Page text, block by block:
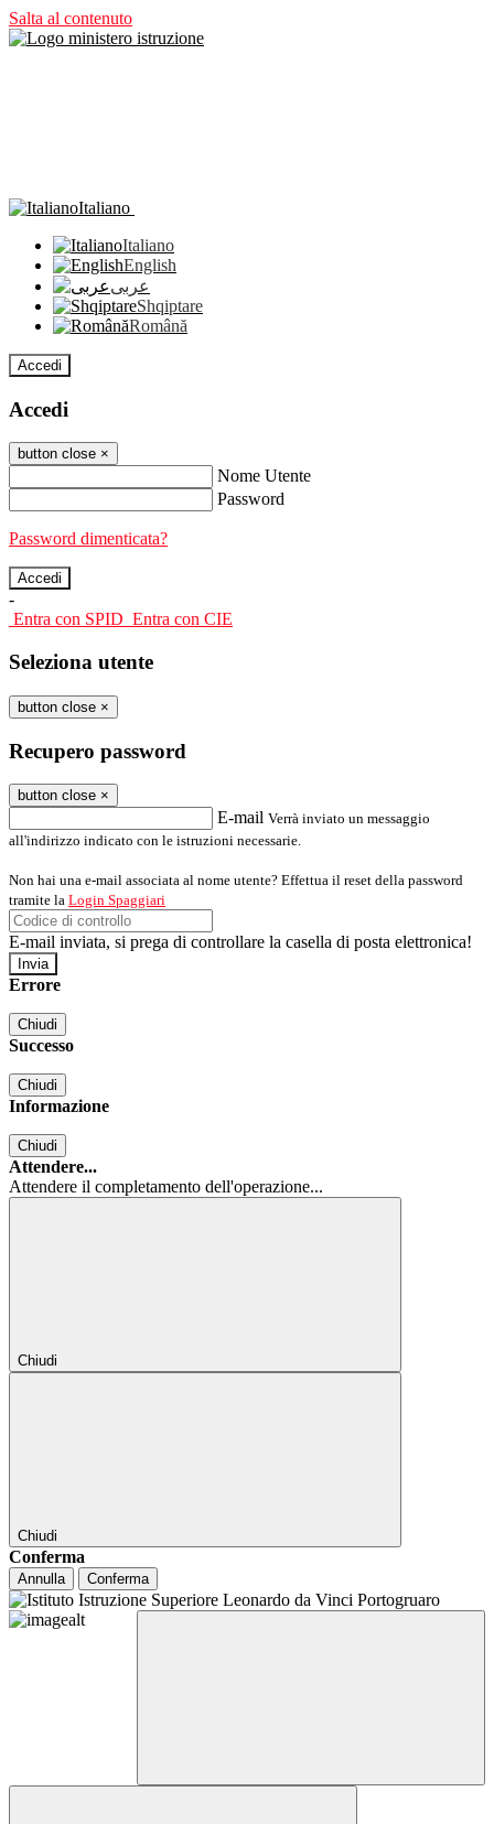
Salta al contenuto
Italiano
Italiano
English
عربى
Shqiptare
Română
Accedi
Accedi
button close ×
Nome Utente
Password
Password dimenticata?
-
Entra con SPID Entra con CIE
Seleziona utente
button close ×
Recupero password
button close ×
E-mail Verrà inviato un messaggio
all'indirizzo indicato con le istruzioni necessarie.
Non hai una e-mail associata al nome utente? Effettua il reset della password
tramite la Login Spaggiari
E-mail inviata, si prega di controllare la casella di posta elettronica!
Errore
Chiudi
Successo
Chiudi
Informazione
Chiudi
Attendere...
Attendere il completamento dell'operazione...
Chiudi
Chiudi
Conferma
Annulla Conferma